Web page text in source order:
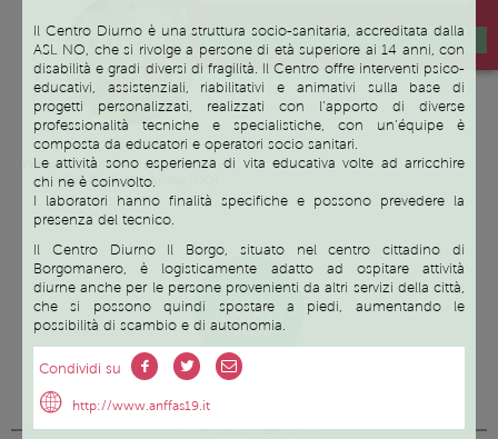
Il Centro Diurno è una struttura socio-sanitaria, accreditata dalla
ASL NO, che si rivolge a persone di età superiore ai 14 anni, con
disabilità e gradi diversi di fragilità. Il Centro offre interventi psico-
educativi, assistenziali, riabilitativi e animativi sulla base di
progetti personalizzati, realizzati con l’apporto di diverse
professionalità tecniche e specialistiche, con un’équipe è
composta da educatori e operatori socio sanitari.
Le attività sono esperienza di vita educativa volte ad arricchire
chi ne è coinvolto.
I laboratori hanno finalità specifiche e possono prevedere la
presenza del tecnico.
Il Centro Diurno Il Borgo, situato nel centro cittadino di
Borgomanero, è logisticamente adatto ad ospitare attività
diurne anche per le persone provenienti da altri servizi della città,
che si possono quindi spostare a piedi, aumentando le
possibilità di scambio e di autonomia.
Condividi su
http://www.anffas19.it
Su appuntamento
Pianterreno del Municipio di Arona,
Via San Carlo 2 – Arona (NO)
SCOPRI
TUTTI I
SERVIZI ED
EVENTI
Prossimi eventi
ISCRIVIMI